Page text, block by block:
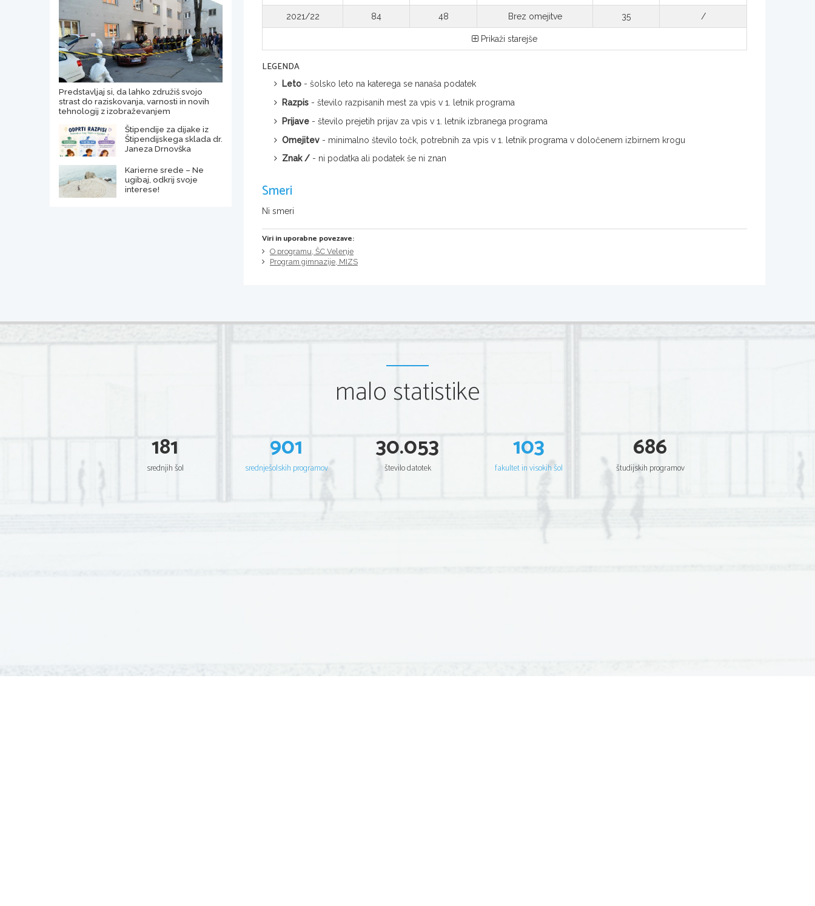
2021/22 84 48 Brez omejitve 35 /
Prikaži starejše
LEGENDA
Leto - šolsko leto na katerega se nanaša podatek
Razpis - število razpisanih mest za vpis v 1. letnik programa
Prijave - število prejetih prijav za vpis v 1. letnik izbranega programa
Omejitev - minimalno število točk, potrebnih za vpis v 1. letnik programa v določenem izbirnem krogu
Znak / - ni podatka ali podatek še ni znan
Smeri
Ni smeri
Viri in uporabne povezave:
O programu, ŠC Velenje
Program gimnazije, MIZS
Predstavljaj si, da lahko združiš svojo
strast do raziskovanja, varnosti in novih
tehnologij z izobraževanjem
Štipendije za dijake iz
Štipendijskega sklada dr.
Janeza Drnovška
Karierne srede – Ne
ugibaj, odkrij svoje
interese!
malo statistike
181
srednjih šol
901
srednješolskih programov
30.053
število datotek
103
fakultet in visokih šol
686
študijskih programov